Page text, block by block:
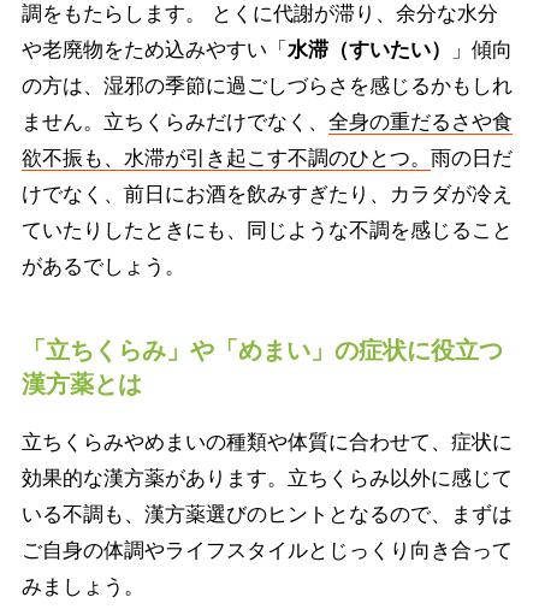
調をもたらします。 とくに代謝が滞り、余分な水分
や老廃物をため込みやすい「 水滞（すいたい）
」傾向
の方は、湿邪の季節に過ごしづらさを感じるかもしれ
ません。立ちくらみだけでなく、 全身の重だるさや食
欲不振も、水滞が引き起こす不調のひとつ。 雨の日だ
けでなく、前日にお酒を飲みすぎたり、カラダが冷え
ていたりしたときにも、同じような不調を感じること
があるでしょう。
「立ちくらみ」や「めまい」の症状に役立つ
漢方薬とは
立ちくらみやめまいの種類や体質に合わせて、症状に
効果的な漢方薬があります。立ちくらみ以外に感じて
いる不調も、漢方薬選びのヒントとなるので、まずは
ご自身の体調やライフスタイルとじっくり向き合って
みましょう。